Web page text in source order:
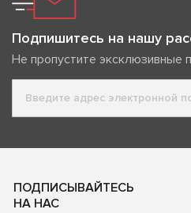
Подпишитесь на нашу
Не пропустите эксклюзивные
ПОДПИСЫВАЙТЕСЬ
НА НАС